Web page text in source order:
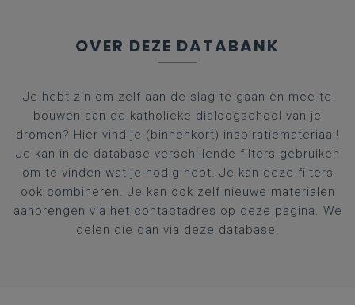
OVER DEZE DATABANK
Je hebt zin om zelf aan de slag te gaan en mee te
bouwen aan de katholieke dialoogschool van je
dromen? Hier vind je (binnenkort) inspiratiemateriaal!
Je kan in de database verschillende filters gebruiken
om te vinden wat je nodig hebt. Je kan deze filters
ook combineren. Je kan ook zelf nieuwe materialen
aanbrengen via het contactadres op deze pagina. We
delen die dan via deze database.